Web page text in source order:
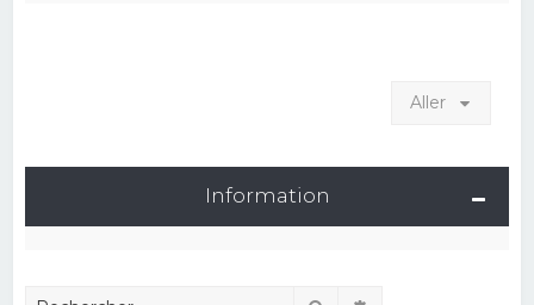
Aller
Information